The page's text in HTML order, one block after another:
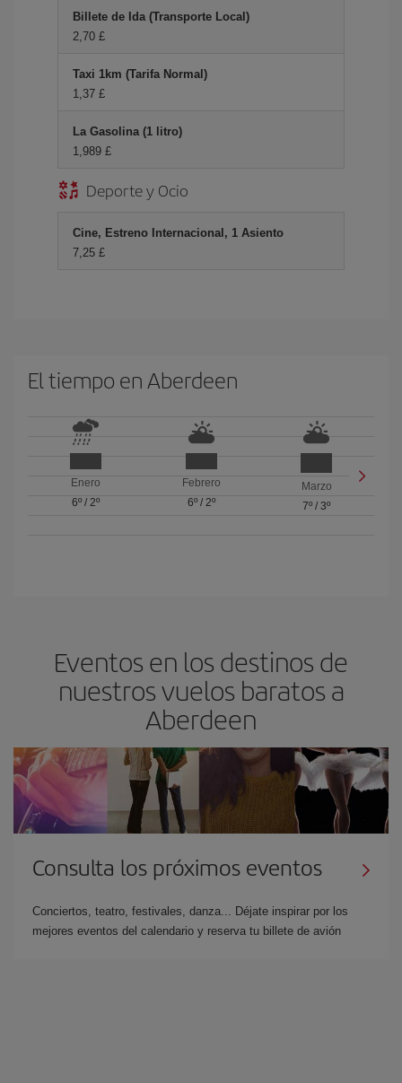
Billete de Ida (Transporte Local)
2,70 £
Taxi 1km (Tarifa Normal)
1,37 £
La Gasolina (1 litro)
1,989 £
Deporte y Ocio
Cine, Estreno Internacional, 1 Asiento
7,25 £
El tiempo en Aberdeen
Enero
6º/ 2º
Febrero
6º/ 2º
Marzo
7º /3º
Eventos en los destinos de
nuestros vuelos baratos a
Aberdeen
Consulta los próximos eventos
Conciertos, teatro, festivales, danza... Déjate inspirar por los
mejores eventos del calendario y reserva tu billete de avión